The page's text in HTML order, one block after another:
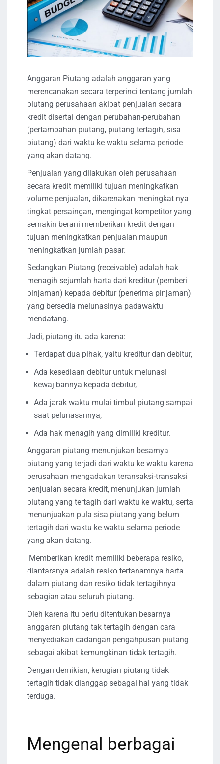
Anggaran Piutang adalah anggaran yang
merencanakan secara terperinci tentang jumlah
piutang perusahaan akibat penjualan secara
kredit disertai dengan perubahan-perubahan
(pertambahan piutang, piutang tertagih, sisa
piutang) dari waktu ke waktu selama periode
yang akan datang.
Penjualan yang dilakukan oleh perusahaan
secara kredit memiliki tujuan meningkatkan
volume penjualan, dikarenakan meningkat nya
tingkat persaingan, mengingat kompetitor yang
semakin berani memberikan kredit dengan
tujuan meningkatkan penjualan maupun
meningkatkan jumlah pasar.
Sedangkan Piutang (receivable) adalah hak
menagih sejumlah harta dari kreditur (pemberi
pinjaman) kepada debitur (penerima pinjaman)
yang bersedia melunasinya padawaktu
mendatang.
Jadi, piutang itu ada karena:
Terdapat dua pihak, yaitu kreditur dan debitur,
Ada kesediaan debitur untuk melunasi
kewajibannya kepada debitur,
Ada jarak waktu mulai timbul piutang sampai
saat pelunasannya,
Ada hak menagih yang dimiliki kreditur.
Anggaran piutang menunjukan besarnya
piutang yang terjadi dari waktu ke waktu karena
perusahaan mengadakan teransaksi-transaksi
penjualan secara kredit, menunjukan jumlah
piutang yang tertagih dari waktu ke waktu, serta
menunjuakan pula sisa piutang yang belum
tertagih dari waktu ke waktu selama periode
yang akan datang.
Memberikan kredit memiliki beberapa resiko,
diantaranya adalah resiko tertanamnya harta
dalam piutang dan resiko tidak tertagihnya
sebagian atau seluruh piutang.
Oleh karena itu perlu ditentukan besarnya
anggaran piutang tak tertagih dengan cara
menyediakan cadangan pengahpusan piutang
sebagai akibat kemungkinan tidak tertagih.
Dengan demikian, kerugian piutang tidak
tertagih tidak dianggap sebagai hal yang tidak
terduga.
Mengenal berbagai